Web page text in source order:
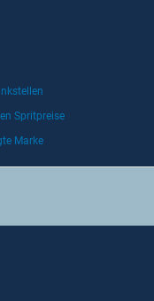
Spritpreise
Marke